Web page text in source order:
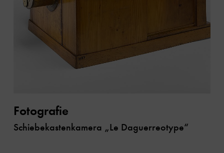
Fotografie
Schiebekastenkamera „Le Daguerreotype“